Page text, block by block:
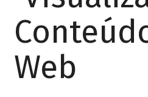
Web